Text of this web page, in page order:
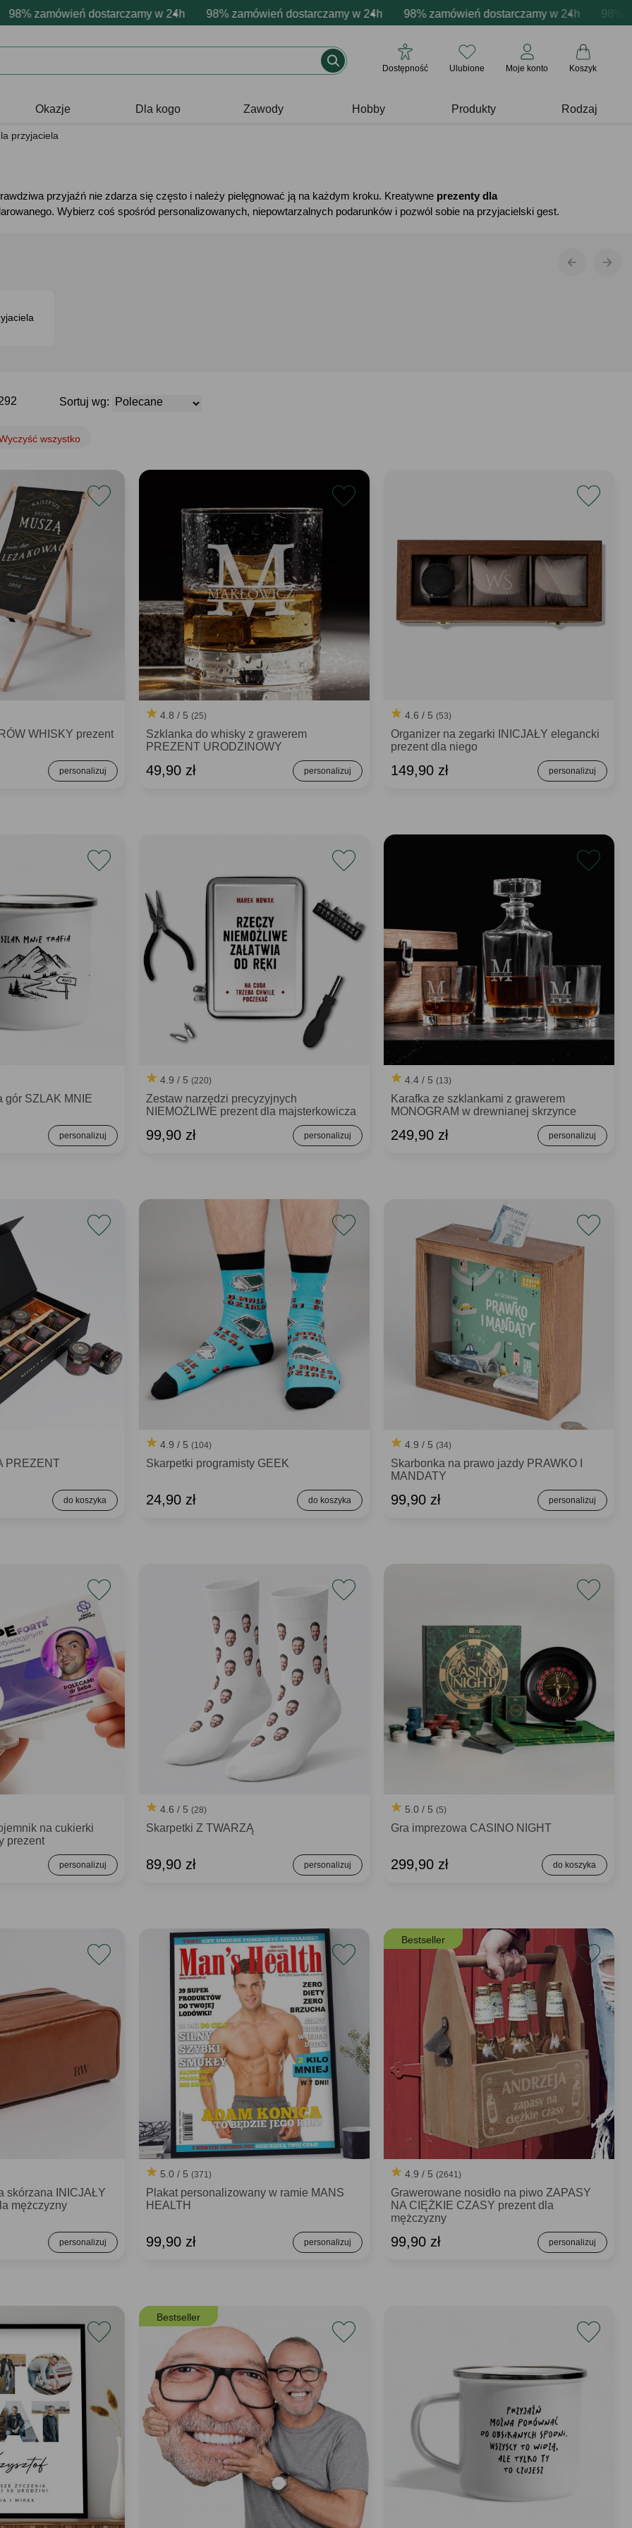
zamówień dostarczamy w 24h 98% zamówień dostarczamy w 24h 98% zamówień dostarczamy w 24h 98%
produktów Profesjonalna i darmowa personalizacja produktów Profesjonalna i darmowa personalizacja
emocje - zawsze udane prezenty Prezentujemy pozytywne emocje - zawsze udane prezenty Prezentujemy
Dostępność Ulubione Moje konto Koszyk
Okazje Dla kogo Zawody Hobby Produkty Rodzaj
przyjaciela
przyjaźń nie zdarza się często i należy pielęgnować ją na każdym kroku. Kreatywne prezenty dla
Wybierz coś spośród personalizowanych, niepowtarzalnych podarunków i pozwól sobie na przyjacielski gest.
Sortuj wg:
wszystko
WHISKY prezent
4.8 / 5 (25)
Szklanka do whisky z grawerem
PREZENT URODZINOWY
49,90 zł
4.6 / 5 (53)
Organizer na zegarki INICJAŁY elegancki
prezent dla niego
149,90 zł
gór SZLAK MNIE
4.9 / 5 (220)
Zestaw narzędzi precyzyjnych
NIEMOŻLIWE prezent dla majsterkowicza
99,90 zł
4.4 / 5 (13)
Karafka ze szklankami z grawerem
MONOGRAM w drewnianej skrzynce
249,90 zł
PREZENT
4.9 / 5 (104)
Skarpetki programisty GEEK
24,90 zł
4.9 / 5 (34)
Skarbonka na prawo jazdy PRAWKO I
MANDATY
99,90 zł
na cukierki
prezent
4.6 / 5 (28)
Skarpetki Z TWARZĄ
89,90 zł
5.0 / 5 (5)
Gra imprezowa CASINO NIGHT
299,90 zł
skórzana INICJAŁY
mężczyzny
5.0 / 5 (371)
Plakat personalizowany w ramie MANS
HEALTH
99,90 zł
Bestseller
4.9 / 5 (2641)
Grawerowane nosidło na piwo ZAPASY
NA CIĘŻKIE CZASY prezent dla
mężczyzny
99,90 zł
Bestseller